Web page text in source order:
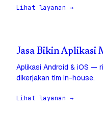
Lihat layanan →
Jasa Bikin Aplikasi
Aplikasi Android & iOS —
dikerjakan tim in-house.
Lihat layanan →